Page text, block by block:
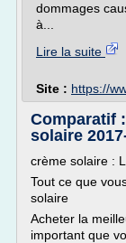
dommages
à...
Lire la suite
Site : https://
Comparatif
solaire
crème solaire :
Tout ce que
solaire
Acheter la
important que